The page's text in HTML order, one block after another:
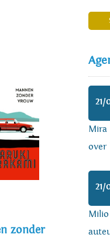
zonder
21/
Mira
over
21/